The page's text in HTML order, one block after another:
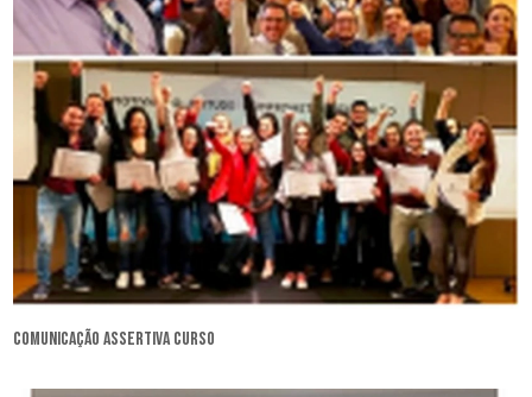
comunicação assertiva curso